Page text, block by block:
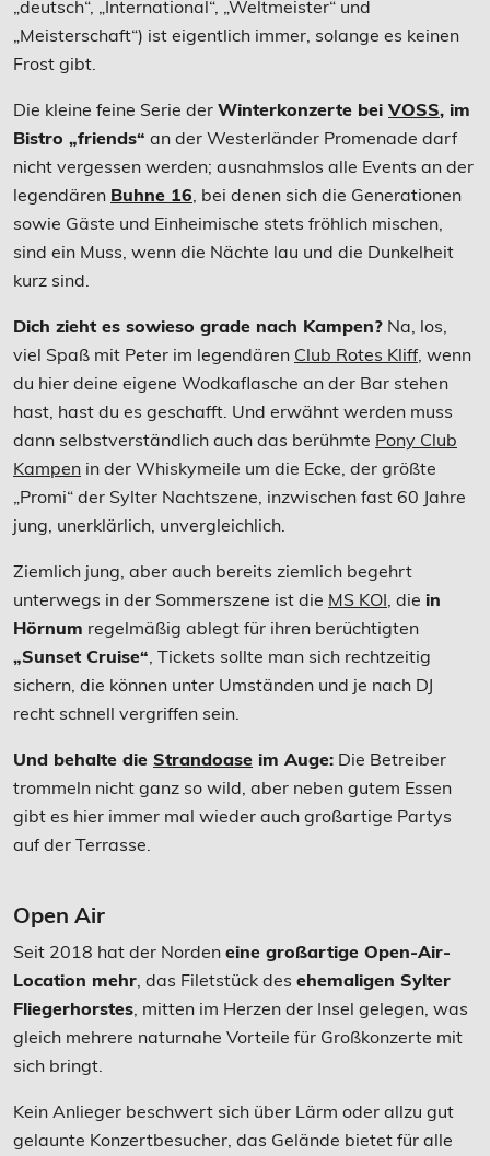
„deutsch“, „International“, „Weltmeister“ und
„Meisterschaft“) ist eigentlich immer, solange es keinen
Frost gibt.
Die kleine feine Serie der Winterkonzerte bei VOSS, im
Bistro „friends“ an der Westerländer Promenade darf
nicht vergessen werden; ausnahmslos alle Events an der
legendären Buhne 16, bei denen sich die Generationen
sowie Gäste und Einheimische stets fröhlich mischen,
sind ein Muss, wenn die Nächte lau und die Dunkelheit
kurz sind.
Dich zieht es sowieso grade nach Kampen? Na, los,
viel Spaß mit Peter im legendären Club Rotes Kliff, wenn
du hier deine eigene Wodkaflasche an der Bar stehen
hast, hast du es geschafft. Und erwähnt werden muss
dann selbstverständlich auch das berühmte Pony Club
Kampen in der Whiskymeile um die Ecke, der größte
„Promi“ der Sylter Nachtszene, inzwischen fast 60 Jahre
jung, unerklärlich, unvergleichlich.
Ziemlich jung, aber auch bereits ziemlich begehrt
unterwegs in der Sommerszene ist die MS KOI, die in
Hörnum regelmäßig ablegt für ihren berüchtigten
„Sunset Cruise“, Tickets sollte man sich rechtzeitig
sichern, die können unter Umständen und je nach DJ
recht schnell vergriffen sein.
Und behalte die Strandoase im Auge: Die Betreiber
trommeln nicht ganz so wild, aber neben gutem Essen
gibt es hier immer mal wieder auch großartige Partys
auf der Terrasse.
Open Air
Seit 2018 hat der Norden eine großartige Open-Air-
Location mehr, das Filetstück des ehemaligen Sylter
Fliegerhorstes, mitten im Herzen der Insel gelegen, was
gleich mehrere naturnahe Vorteile für Großkonzerte mit
sich bringt.
Kein Anlieger beschwert sich über Lärm oder allzu gut
gelaunte Konzertbesucher, das Gelände bietet für alle